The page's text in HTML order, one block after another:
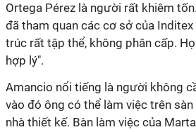
Ortega Pérez là người rất khiêm
đã tham quan các cơ sở của
trúc rất tập thể, không phân cấp.
hợp lý".
Amancio nổi tiếng là người không
vào đó ông có thể làm việc trên
nhà thiết kế. Bàn làm việc của